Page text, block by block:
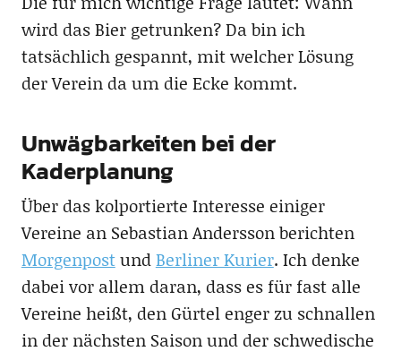
wird das Bier getrunken? Da bin ich
tatsächlich gespannt, mit welcher Lösung
der Verein da um die Ecke kommt.
Unwägbarkeiten bei der
Kaderplanung
Über das kolportierte Interesse einiger
Vereine an Sebastian Andersson berichten
MorgenpostundBerliner Kurier. Ich denke
dabei vor allem daran, dass es für fast alle
Vereine heißt, den Gürtel enger zu schnallen
in der nächsten Saison und der schwedische